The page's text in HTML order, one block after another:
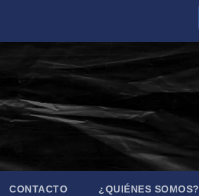
CONTACTO ¿QUIÉNES SOMOS?